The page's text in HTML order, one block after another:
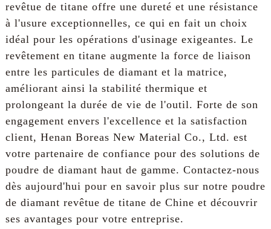
revêtue de titane offre une dureté et une résistance
à l'usure exceptionnelles, ce qui en fait un choix
idéal pour les opérations d'usinage exigeantes. Le
revêtement en titane augmente la force de liaison
entre les particules de diamant et la matrice,
améliorant ainsi la stabilité thermique et
prolongeant la durée de vie de l'outil. Forte de son
engagement envers l'excellence et la satisfaction
client, Henan Boreas New Material Co., Ltd. est
votre partenaire de confiance pour des solutions de
poudre de diamant haut de gamme. Contactez-nous
dès aujourd'hui pour en savoir plus sur notre poudre
de diamant revêtue de titane de Chine et découvrir
ses avantages pour votre entreprise.